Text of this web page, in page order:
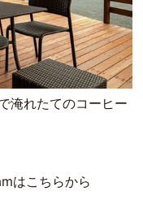
淹れたてのコーヒー
はこちらから